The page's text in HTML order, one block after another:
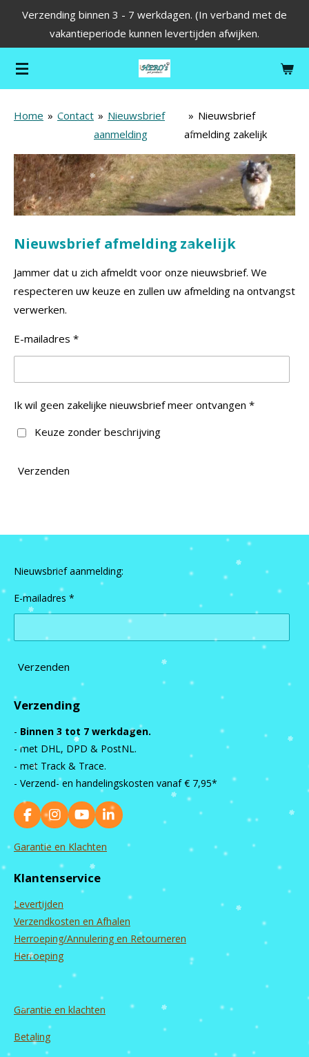
de
hoofdinhoud
Verzending binnen 3 - 7 werkdagen. (In verband met de
vakantieperiode kunnen levertijden afwijken.
Home » Contact » Nieuwsbrief
aanmelding
» Nieuwsbrief
afmelding zakelijk
Nieuwsbrief afmelding zakelijk
Jammer dat u zich afmeldt voor onze nieuwsbrief. We
respecteren uw keuze en zullen uw afmelding na ontvangst
verwerken.
E-mailadres *
Ik wil geen zakelijke nieuwsbrief meer ontvangen *
Keuze zonder beschrijving
Verzenden
Nieuwsbrief aanmelding:
E-mailadres *
Verzenden
Verzending
- Binnen 3 tot 7 werkdagen.
- met DHL, DPD & PostNL.
- met Track & Trace.
- Verzend- en handelingskosten vanaf € 7,95*
F
a
c
o
k
I
n
s
g
a
m
Y
o
u
b
e
L
i
Garantie en Klachten
Klantenservice
Levertijden
Verzendkosten en Afhalen
Herroeping/Annulering en Retourneren
Herroeping
Garantie en klachten
Betaling